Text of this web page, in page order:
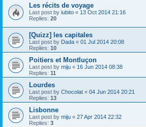
Les récits de voyage
Last post by iubito « 13 Oct 2014 21:16
Replies: 20
[Quizz] les capitales
Last post by Dada « 01 Jul 2014 20:08
Replies: 10
Poitiers et Montluçon
Last post by miju « 16 Jun 2014 08:38
Replies: 11
Lourdes
Last post by Chocolat « 04 Jun 2014 20:21
Replies: 13
Lisbonne
Last post by miju « 27 Apr 2014 22:32
Replies: 3